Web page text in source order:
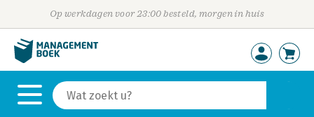
Op werkdagen voor 23:00 besteld, morgen in huis